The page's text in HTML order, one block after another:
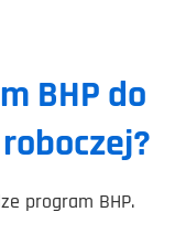
BHP do
program BHP.